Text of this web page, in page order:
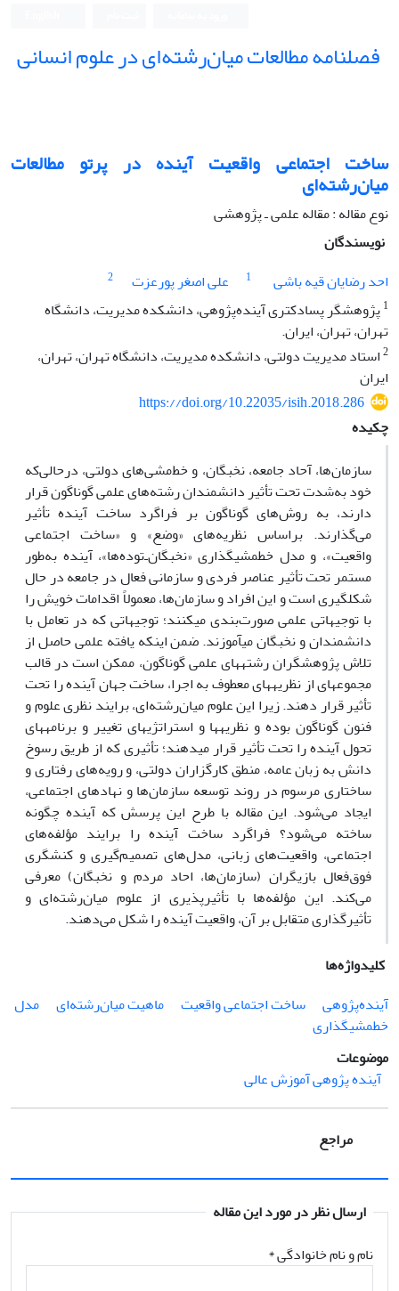
فصلنامه مطالعات میان‌رشته‌ای در علوم انسانی
ساخت اجتماعی واقعیت آینده در پرتو مطالعات
میان‌رشته‌ای
نوع مقاله : مقاله علمی ـ پژوهشی
نویسندگان
احد رضایان قیه باشی
1 علی اصغر پورعزت
2
1پژوهشگر پسادکتری آینده‌پژوهی، دانشکده مدیریت، دانشگاه
تهران، تهران، ایران.
2استاد مدیریت دولتی، دانشکده مدیریت، دانشگاه تهران، تهران،
ایران
https://doi.org/10.22035/isih.2018.286
چکیده
سازمان‌ها، آحاد جامعه، نخبگان، و خط‌مشی‌های دولتی، درحالی‌که
خود به‌شدت تحت تأثیر دانشمندان رشته‌های علمی گوناگون قرار
دارند، به روش‌های گوناگون بر فراگرد ساخت آینده تأثیر
می‌گذارند. براساس نظریه‌های «وضع» و «ساخت اجتماعی
واقعیت»، و مدل خط‎مشی‎گذاری «نخبگان‌ـ‌توده‌ها»، آینده به‌طور
مستمر تحت تأثیر عناصر فردی و سازمانی فعال در جامعه در حال
شکل‎گیری است و این افراد و سازمان‌ها، معمولاً اقدامات خویش را
با توجیهاتی علمی صورت‌بندی می‎کنند؛ توجیهاتی که در تعامل با
دانشمندان و نخبگان می‎آموزند. ضمن اینکه یافته علمی حاصل از
تلاش پژوهشگران رشته‎های علمی گوناگون، ممکن است در قالب
مجموعه­ای از نظریه­های معطوف به اجرا، ساخت جهان آینده را تحت
تأثیر قرار دهند. زیرا این علوم میان‌رشته‌ای، برایند نظری علوم و
فنون گوناگون بوده و نظریه‎ها و استراتژی‎های تغییر و برنامه‎های
تحول آینده را تحت تأثیر قرار می‎دهند؛ تأثیری که از طریق رسوخ
دانش به زبان عامه، منطق کارگزاران دولتی، و رویه‌های رفتاری و
ساختاری مرسوم در روند توسعه سازمان‌ها و نهادهای اجتماعی،
ایجاد می‌شود. این مقاله با طرح این پرسش که آینده چگونه
ساخته می‌شود؟ فراگرد ساخت آینده را برایند مؤلفه‌های
اجتماعی، واقعیت‌های زبانی، مدل‌های تصمیم‌گیری و کنشگری
فوق‌فعال بازیگران (سازمان‌ها، احاد مردم و نخبگان) معرفی
می‌کند. این مؤلفه‌ها با تأثیرپذیری از علوم میان‌رشته‌ای و
تأثیرگذاری متقابل بر آن، واقعیت آینده را شکل می‌دهند.
کلیدواژه‌ها
آینده‌پژوهی
ساخت اجتماعی واقعیت ماهیت میان‌رشته‌ای
مدل
خط‎مشی‎گذاری
موضوعات
آینده پژوهی آموزش عالی
مراجع
ارسال نظر در مورد این مقاله
نام و نام خانوادگی*